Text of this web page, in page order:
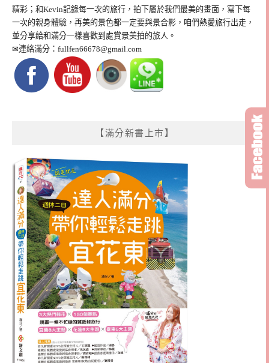
精彩；和Kevin記錄每一次的旅行，拍下屬於我們最美的畫面，寫下每
一次的親身體驗，再美的景色都一定要與景合影，咱們熱愛旅行出走，
並分享給和滿分一樣喜歡到處賞景美拍的旅人。
✉連絡滿分： fullfen66678@gmail.com
【滿分新書上市】